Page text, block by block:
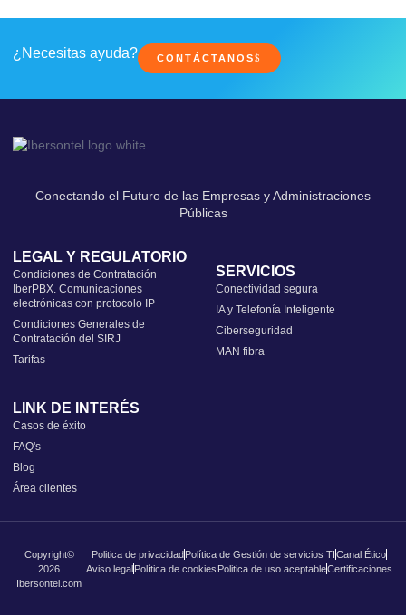
¿Necesitas ayuda? CONTÁCTANOS
Conectando el Futuro de las Empresas y Administraciones
Públicas
LEGAL Y REGULATORIO
Condiciones de Contratación
IberPBX. Comunicaciones
electrónicas con protocolo IP
Condiciones Generales de
Contratación del SIRJ
Tarifas
SERVICIOS
Conectividad segura
IA y Telefonía Inteligente
Ciberseguridad
MAN fibra
LINK DE INTERÉS
Casos de éxito
FAQ's
Blog
Área clientes
Copyright©
2026
Ibersontel.com
Politica de privacidadPolítica de Gestión de servicios TICanal Ético
Aviso legalPolítica de cookies Politica de uso aceptableCertificaciones